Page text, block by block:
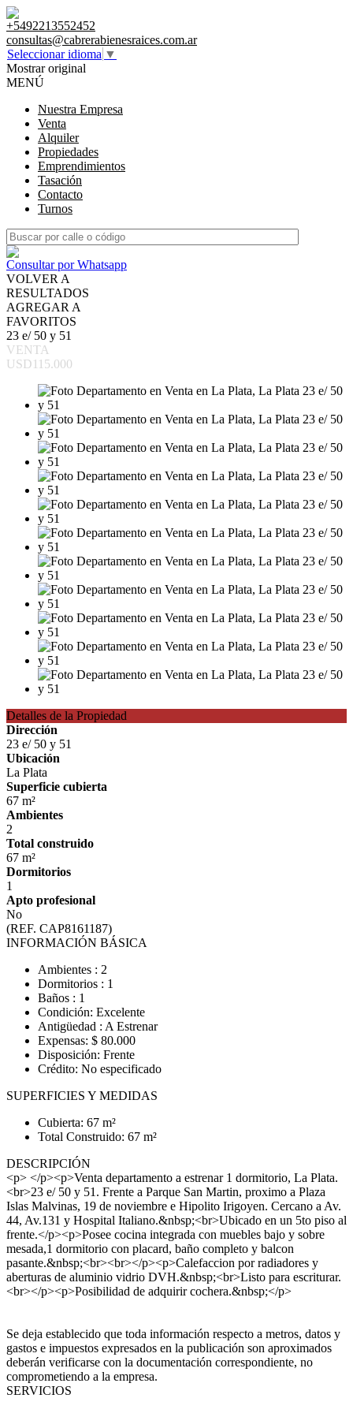
+5492213552452
consultas@cabrerabienesraices.com.ar
Seleccionar idioma ▼
Mostrar original
MENÚ
Nuestra Empresa
Venta
Alquiler
Propiedades
Emprendimientos
Tasación
Contacto
Turnos
Consultar por Whatsapp
VOLVER A
RESULTADOS
AGREGAR A
FAVORITOS
23 e/ 50 y 51
VENTA
USD115.000
Detalles de la Propiedad
Dirección
23 e/ 50 y 51
Ubicación
La Plata
Superficie cubierta
67 m²
Ambientes
2
Total construido
67 m²
Dormitorios
1
Apto profesional
No
(REF. CAP8161187)
INFORMACIÓN BÁSICA
Ambientes : 2
Dormitorios : 1
Baños : 1
Condición: Excelente
Antigüedad : A Estrenar
Expensas: $ 80.000
Disposición: Frente
Crédito: No especificado
SUPERFICIES Y MEDIDAS
Cubierta: 67 m²
Total Construido: 67 m²
DESCRIPCIÓN
<p> </p><p>Venta departamento a estrenar 1 dormitorio, La Plata.
<br>23 e/ 50 y 51. Frente a Parque San Martin, proximo a Plaza
Islas Malvinas, 19 de noviembre e Hipolito Irigoyen. Cercano a Av.
44, Av.131 y Hospital Italiano.&nbsp;<br>Ubicado en un 5to piso al
frente.</p><p>Posee cocina integrada con muebles bajo y sobre
mesada,1 dormitorio con placard, baño completo y balcon
pasante.&nbsp;<br><br></p><p>Calefaccion por radiadores y
aberturas de aluminio vidrio DVH.&nbsp;<br>Listo para escriturar.
<br></p><p>Posibilidad de adquirir cochera.&nbsp;</p>
Se deja establecido que toda información respecto a metros, datos y
gastos e impuestos expresados en la publicación son aproximados
deberán verificarse con la documentación correspondiente, no
comprometiendo a la empresa.
SERVICIOS